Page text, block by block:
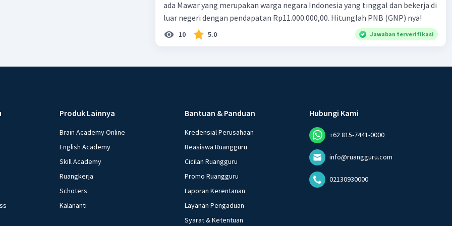
ada Mawar yang merupakan warga negara Indonesia yang tinggal dan bekerja di
luar negeri dengan pendapatan Rp11.000.000,00. Hitunglah PNB (GNP) nya!
10 5.0 Jawaban terverifikasi
Produk Lainnya
Brain Academy Online
English Academy
Skill Academy
Ruangkerja
Schoters
Kalananti
Bantuan & Panduan
Kredensial Perusahaan
Beasiswa Ruangguru
Cicilan Ruangguru
Promo Ruangguru
Laporan Kerentanan
Layanan Pengaduan
Syarat & Ketentuan
Hubungi Kami
+62 815-7441-0000
info@ruangguru.com
02130930000